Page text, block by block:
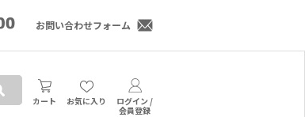
お問い合わせフォーム
カート お気に入り
ログイン /
会員登録